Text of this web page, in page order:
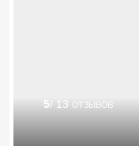
5/ 13 отзывов